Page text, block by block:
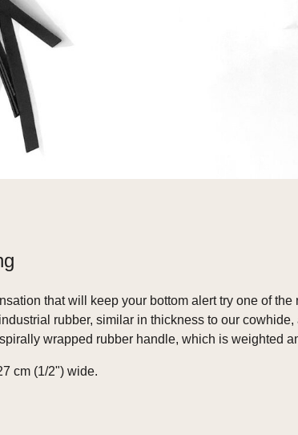
that will keep your bottom alert try one of the
rubber, similar in thickness to our
wrapped rubber handle, which is weighted
cm (1/2") wide.